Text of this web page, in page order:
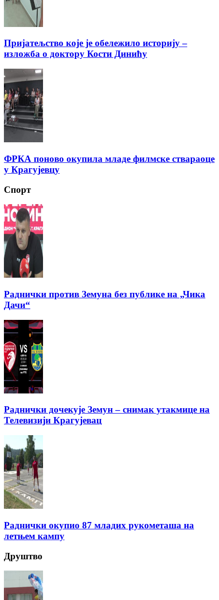
Пријатељство које је обележило историју –
изложба о доктору Кости Динићу
ФРКА поново окупила младе филмске ствараоце
у Крагујевцу
Спорт
Раднички против Земуна без публике на „Чика
Дачи“
Раднички дочекује Земун – снимак утакмице на
Телевизији Крагујевац
Раднички окупио 87 младих рукометаша на
летњем кампу
Друштво